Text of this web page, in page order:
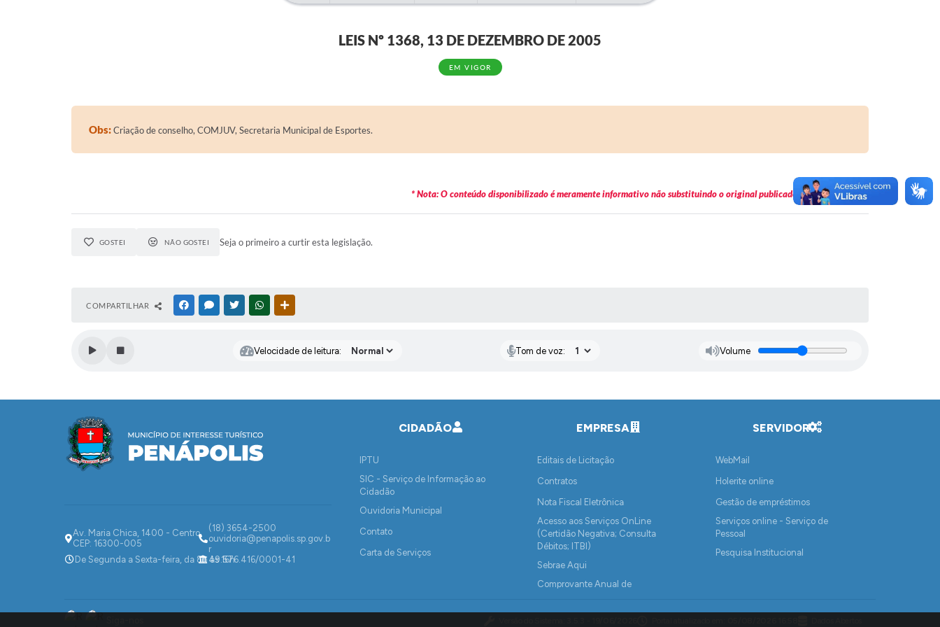
LEIS Nº 1368, 13 DE DEZEMBRO DE 2005
EM VIGOR
Obs:Criação de conselho, COMJUV, Secretaria Municipal de Esportes.
* Nota: O conteúdo disponibilizado é meramente informativo não substituindo o original publicado em Diário Oficial.
GOSTEI NÃO GOSTEI Seja o primeiro a curtir esta legislação.
COMPARTILHAR FACEBOOKMESSENGER
TWITTERWHATSAPP
Velocidade de leitura: Tom de voz: Volume
Av. Maria Chica, 1400 - Centro
CEP: 16300-005
(18) 3654-2500
ouvidoria@penapolis.sp.gov.b
r
De Segunda a Sexta-feira, da 8h às 16h49.576.416/0001-41
CIDADÃO
IPTU
SIC - Serviço de Informação ao
Cidadão
Ouvidoria Municipal
Contato
Carta de Serviços
EMPRESA
Editais de Licitação
Contratos
Nota Fiscal Eletrônica
Acesso aos Serviços OnLine
(Certidão Negativa; Consulta
Débitos; ITBI)
Sebrae Aqui
Comprovante Anual de
SERVIDOR
WebMail
Holerite online
Gestão de empréstimos
Serviços online - Serviço de
Pessoal
Pesquisa Institucional